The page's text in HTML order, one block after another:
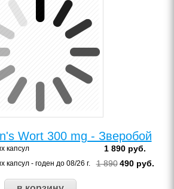
Wort 300 mg - Зверобой
капсул 1 890 руб.
капсул - годен до 08/26 г. 1 890 490 руб.